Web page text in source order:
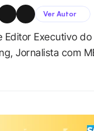
Ver Autor
Editor Executivo
Jornalista com